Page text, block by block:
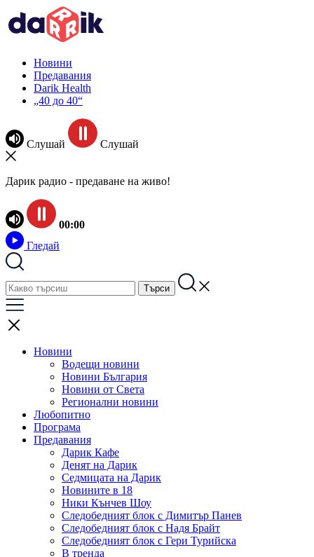
Новини
Предавания
Darik Health
„40 до 40“
Слушай Слушай
Дарик радио - предаване на живо!
00:00
Гледай
Новини
Водещи новини
Новини България
Новини от Света
Регионални новини
Любопитно
Програма
Предавания
Дарик Кафе
Денят на Дарик
Седмицата на Дарик
Новините в 18
Ники Кънчев Шоу
Следобедният блок с Димитър Панев
Следобедният блок с Надя Брайт
Следобедният блок с Гери Турийска
В тренда